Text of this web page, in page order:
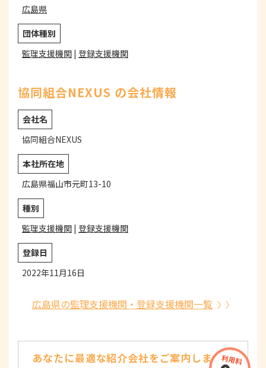
広島県
団体種別
監理支援機関 | 登録支援機関
協同組合NEXUS の会社情報
会社名
協同組合NEXUS
本社所在地
広島県福山市元町13-10
種別
監理支援機関 | 登録支援機関
登録日
2022年11月16日
広島県の監理支援機関・登録支援機関一覧
あなたに最適な紹介会社をご案内します！